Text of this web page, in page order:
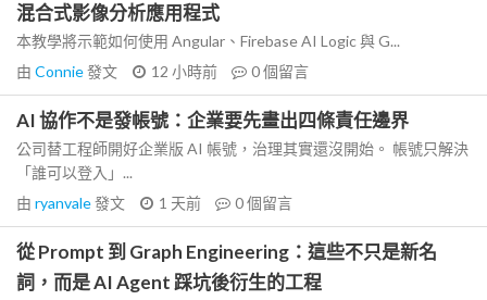
混合式影像分析應用程式
本教學將示範如何使用 Angular、Firebase AI Logic 與 G...
由 Connie發文 12 小時前 0個留言
AI 協作不是發帳號：企業要先畫出四條責任邊界
公司替工程師開好企業版 AI 帳號，治理其實還沒開始。 帳號只解決
「誰可以登入」...
由 ryanvale發文 1 天前 0個留言
從 Prompt 到 Graph Engineering：這些不只是新名
詞，而是 AI Agent 踩坑後衍生的工程